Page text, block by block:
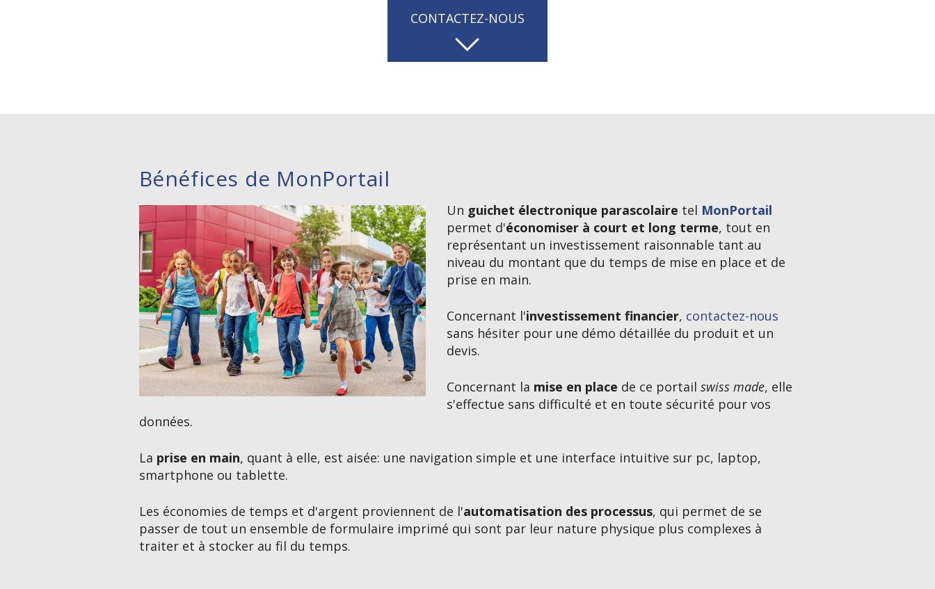
CONTACTEZ-NOUS
Bénéfices de MonPortail
Un guichet électronique parascolaire tel MonPortail
permet d'économiser à court et long terme, tout en
représentant un investissement raisonnable tant au
niveau du montant que du temps de mise en place et de
prise en main.
Concernant l'investissement financier, contactez-nous
sans hésiter pour une démo détaillée du produit et un
devis.
Concernant la mise en place de ce portail swiss made, elle
s'effectue sans difficulté et en toute sécurité pour vos
données.
La prise en main, quant à elle, est aisée: une navigation simple et une interface intuitive sur pc, laptop,
smartphone ou tablette.
Les économies de temps et d'argent proviennent de l'automatisation des processus, qui permet de se
passer de tout un ensemble de formulaire imprimé qui sont par leur nature physique plus complexes à
traiter et à stocker au fil du temps.